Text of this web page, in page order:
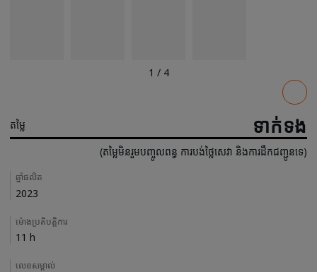
1 / 4
តម្លៃ ទាក់ទង
(តម្លៃមិនរួមបញ្ចូលពន្ធ ការបង់ថ្លៃសេវា និងការដឹកជញ្ជូនទេ)
Details
ឆ្នាំផលិត
2023
ម៉ោងប្រតិបត្តិការ
11 h
លេខសម្គាល់